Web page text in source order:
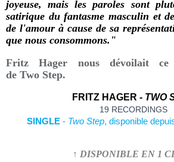
joyeuse, mais les paroles sont
satirique du fantasme masculin et
de l'amour à cause de sa
que nous consommons."
Fritz Hager nous dévoilait
de Two Step.
FRITZ HAGER - TWO
19 RECORDINGS
SINGLE - Two Step, disponible
↑ DISPONIBLE EN 1